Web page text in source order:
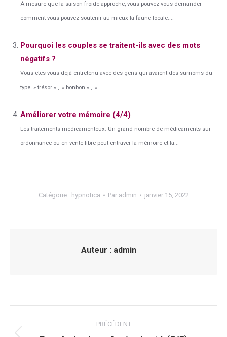
À mesure que la saison froide approche, vous pouvez vous demander
comment vous pouvez soutenir au mieux la faune locale....
Pourquoi les couples se traitent-ils avec des mots
négatifs ?
Vous êtes-vous déjà entretenu avec des gens qui avaient des surnoms du
type » trésor « , » bonbon « , »...
Améliorer votre mémoire (4/4)
Les traitements médicamenteux. Un grand nombre de médicaments sur
ordonnance ou en vente libre peut entraver la mémoire et la...
Catégorie : hypnotica Par admin janvier 15, 2022
Auteur : admin
article
PRÉCÉDENT